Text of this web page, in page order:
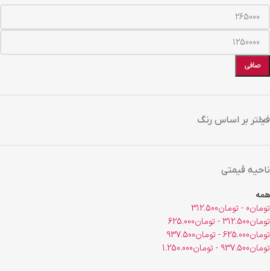
صافی
فیلتر بر اساس رنگ
ناحیه قیمتی
همه
تومان0
- تومان312.500
تومان312.500
- تومان625.000
تومان625.000
- تومان937.500
تومان937.500
- تومان1.250.000